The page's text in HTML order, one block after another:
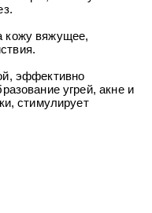
кожу вяжущее,
эффективно
угрей, акне и
стимулирует